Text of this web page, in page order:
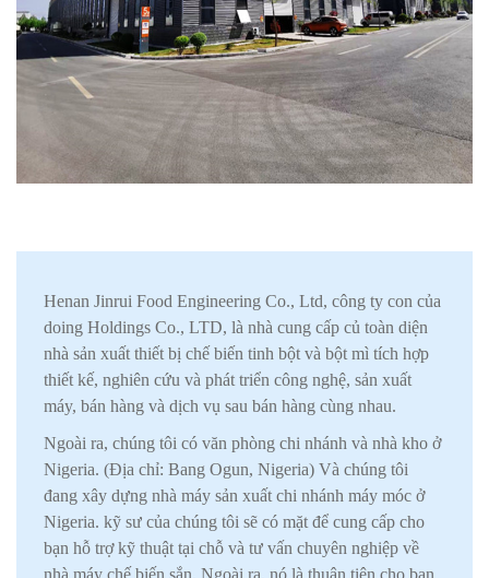
Henan Jinrui Food Engineering Co., Ltd, công ty con của
doing Holdings Co., LTD, là nhà cung cấp củ toàn diện
nhà sản xuất thiết bị chế biến tinh bột và bột mì tích hợp
thiết kế, nghiên cứu và phát triển công nghệ, sản xuất
máy, bán hàng và dịch vụ sau bán hàng cùng nhau.
Ngoài ra, chúng tôi có văn phòng chi nhánh và nhà kho ở
Nigeria. (Địa chỉ: Bang Ogun, Nigeria) Và chúng tôi
đang xây dựng nhà máy sản xuất chi nhánh máy móc ở
Nigeria. kỹ sư của chúng tôi sẽ có mặt để cung cấp cho
bạn hỗ trợ kỹ thuật tại chỗ và tư vấn chuyên nghiệp về
nhà máy chế biến sắn. Ngoài ra, nó là thuận tiện cho bạn